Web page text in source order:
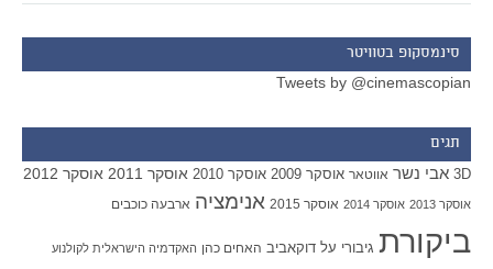
סינמסקופ בטוויטר
Tweets by @cinemascopian
תגים
3D אבי נשר אווטאר אוסקר 2009 אוסקר 2010 אוסקר 2011 אוסקר 2012
אוסקר 2013 אוסקר 2014 אוסקר 2015 אנימציה ארבעה כוכבים
ביקורת גיבורי על דוקאביב האחים כהן האקדמיה הישראלית לקולנוע